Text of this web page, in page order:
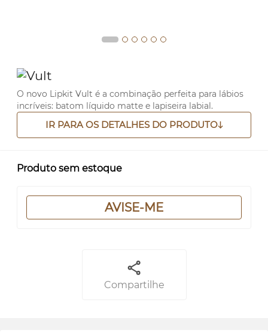
O novo Lipkit Vult é a combinação perfeita para lábios
incríveis: batom líquido matte e lapiseira labial.
IR PARA OS DETALHES DO PRODUTO
Produto sem estoque
AVISE-ME
Compartilhe